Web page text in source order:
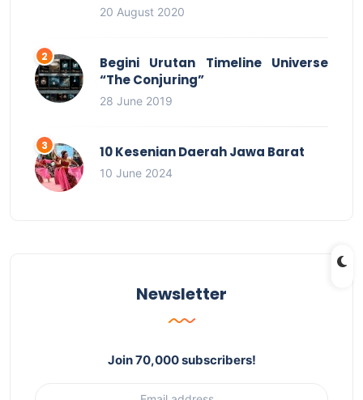
20 August 2020
Begini Urutan Timeline Universe
“The Conjuring”
28 June 2019
10 Kesenian Daerah Jawa Barat
10 June 2024
Newsletter
Join 70,000 subscribers!